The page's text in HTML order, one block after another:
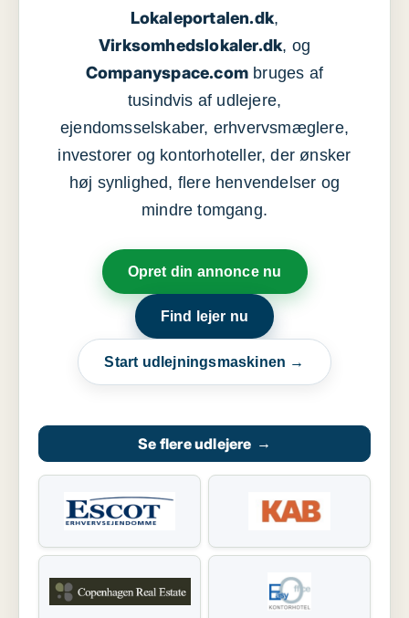
Lokaleportalen.dk,
Virksomhedslokaler.dk, og
Companyspace.com bruges af
tusindvis af udlejere,
ejendomsselskaber, erhvervsmæglere,
investorer og kontorhoteller, der ønsker
høj synlighed, flere henvendelser og
mindre tomgang.
Opret din annonce nu
Find lejer nu
Start udlejningsmaskinen →
Se flere udlejere →